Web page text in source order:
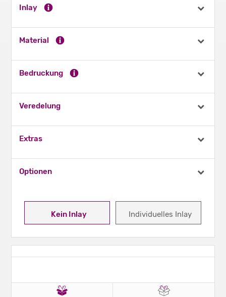
Kein Inlay Individuelles Inlay
Inlay
Material
Bedruckung
Veredelung
Extras
Optionen